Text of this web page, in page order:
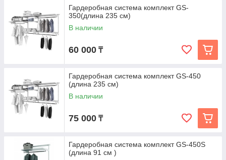
Гардеробная система комплект GS-
350(длина 235 см)
В наличии
60 000 ₸
Гардеробная система комплект GS-450
(длина 235 см)
В наличии
75 000 ₸
Гардеробная система комплект GS-450S
(длина 91 см )